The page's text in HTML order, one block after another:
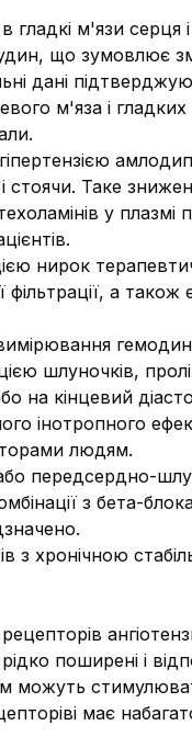
м'язи серця
що зумовлює
дані
м'яза і
Таке
у плазмі
нирок
а
шлуночків,
на кінцевий
інотропного
людям.
передсердно-
з бета-
з хронічною
поширені і
можуть
має